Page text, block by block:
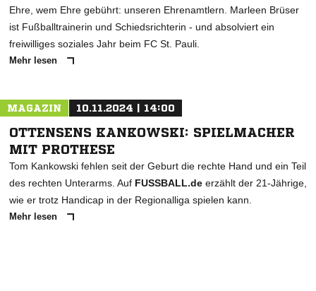
Ehre, wem Ehre gebührt: unseren Ehrenamtlern. Marleen Brüser
ist Fußballtrainerin und Schiedsrichterin - und absolviert ein
freiwilliges soziales Jahr beim FC St. Pauli.
Mehr lesen
MAGAZIN 10.11.2024 | 14:00
OTTENSENS KANKOWSKI: SPIELMACHER
MIT PROTHESE
Tom Kankowski fehlen seit der Geburt die rechte Hand und ein Teil
des rechten Unterarms. Auf FUSSBALL.de erzählt der 21-Jährige,
wie er trotz Handicap in der Regionalliga spielen kann.
Mehr lesen